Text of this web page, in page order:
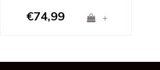
€74,99 +